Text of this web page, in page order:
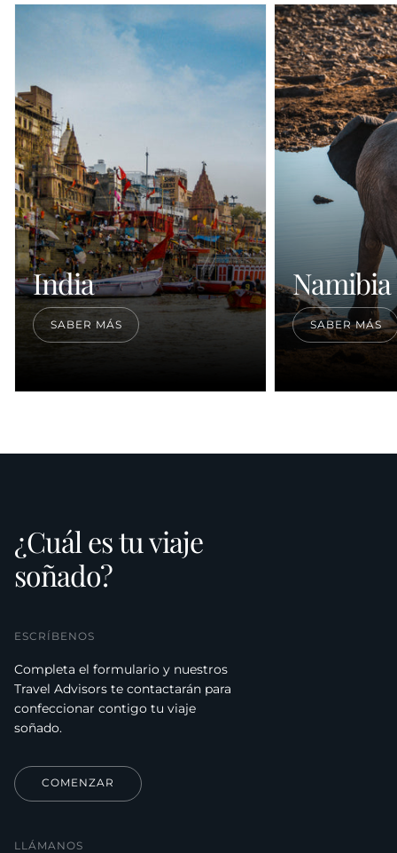
Proveedor:
India
SABER MÁS
Proveedor:
Namibia
SABER MÁS
¿Cuál es tu viaje
soñado?
ESCRÍBENOS
Completa el formulario y nuestros
Travel Advisors te contactarán para
confeccionar contigo tu viaje
soñado.
COMENZAR
LLÁMANOS